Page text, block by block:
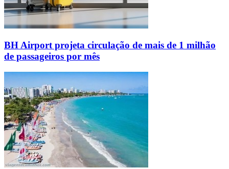
BH Airport projeta circulação de mais de 1 milhão
de passageiros por mês